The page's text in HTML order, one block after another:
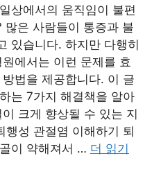
상에서의 움직임이 불편
많은 사람들이 통증과 불
있습니다. 하지만 다행히
에서는 이런 문제를 효
법을 제공합니다. 이 글
는 7가지 해결책을 알아
크게 향상될 수 있는 지
성 관절염 이해하기 퇴
이 약해져서 … 더 읽기